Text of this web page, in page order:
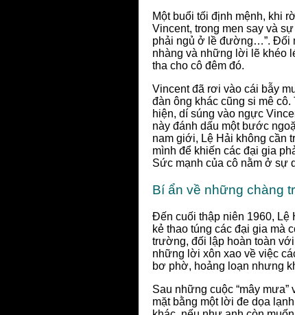
Một buổi tối định mệnh, khi
Vincent, trong men say và
phải ngủ ở lề đường…”. Đối
nhàng và những lời lẽ khéo
tha cho cô đêm đó.
Vincent đã rơi vào cái bẫy
đàn ông khác cũng si mê
hiện, dí súng vào ngực
này đánh dấu một bước
nam giới, Lệ Hải không cần
mình để khiến các đại gia
Sức mạnh của cô nằm ở sự
Bí ẩn về những chàng
Đến cuối thập niên 1960, Lệ
kẻ thao túng các đại gia mà
trường, đối lập hoàn toàn
những lời xôn xao về việc
bơ phờ, hoảng loạn nhưng
Sau những cuộc “mây
mặt bằng một lời đe dọa